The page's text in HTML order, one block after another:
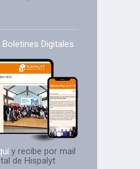
Digitales
y recibe por mail
de Hispalyt